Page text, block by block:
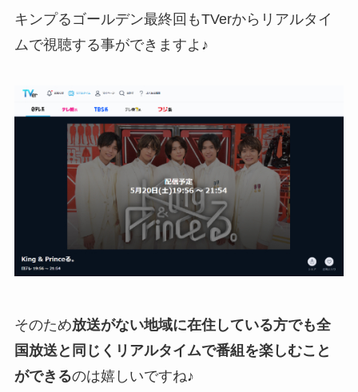
キンプるゴールデン最終回もTVerからリアルタイ
ムで視聴する事ができますよ♪
そのため放送がない地域に在住している方でも全
国放送と同じくリアルタイムで番組を楽しむこと
ができるのは嬉しいですね♪